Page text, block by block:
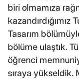
biri olmamıza
Tasarım
bölüme ulaştık.
öğrenci
sıraya yükseldik.